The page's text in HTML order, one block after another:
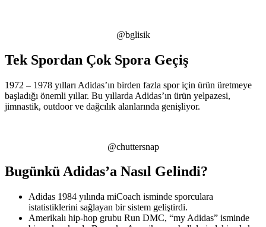
@bglisik
Tek Spordan Çok Spora Geçiş
1972 – 1978 yılları Adidas’ın birden fazla spor için ürün üretmeye
başladığı önemli yıllar. Bu yıllarda Adidas’ın ürün yelpazesi,
jimnastik, outdoor ve dağcılık alanlarında genişliyor.
@chuttersnap
Bugünkü Adidas’a Nasıl Gelindi?
Adidas 1984 yılında miCoach isminde sporculara
istatistiklerini sağlayan bir sistem geliştirdi.
Amerikalı hip-hop grubu Run DMC, “my Adidas” isminde